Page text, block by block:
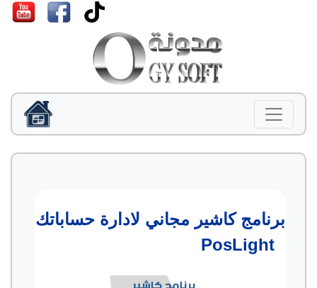
برنامج كاشير مجاني لادارة حساباتك
PosLight